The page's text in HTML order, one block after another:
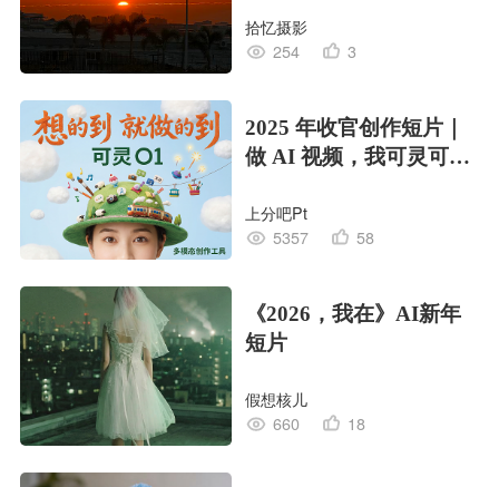
拾忆摄影
254
3
2025 年收官创作短片｜
做 AI 视频，我可灵可灵
上分吧Pt
5357
58
《2026，我在》AI新年
短片
假想核儿
660
18